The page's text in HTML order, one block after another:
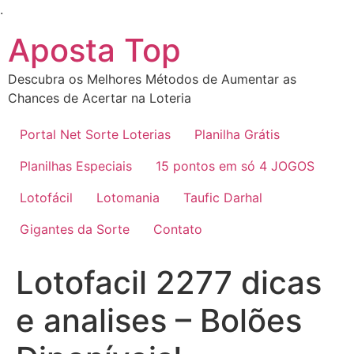
.
conteúdo
Aposta Top
Descubra os Melhores Métodos de Aumentar as
Chances de Acertar na Loteria
Portal Net Sorte Loterias
Planilha Grátis
Planilhas Especiais
15 pontos em só 4 JOGOS
Lotofácil
Lotomania
Taufic Darhal
Gigantes da Sorte
Contato
Lotofacil 2277 dicas
e analises – Bolões